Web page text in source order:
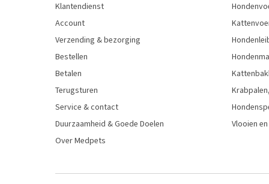
Klantendienst
Account
Verzending & bezorging
Bestellen
Betalen
Terugsturen
Service & contact
Duurzaamheid & Goede Doelen
Over Medpets
Vlooien